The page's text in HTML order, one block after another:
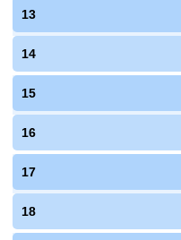
13
14
15
16
17
18